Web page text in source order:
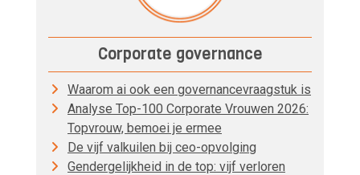
Corporate governance
Waarom ai ook een governancevraagstuk is
Analyse Top-100 Corporate Vrouwen 2026:
Topvrouw, bemoei je ermee
De vijf valkuilen bij ceo-opvolging
Gendergelijkheid in de top: vijf verloren